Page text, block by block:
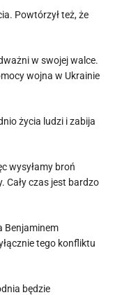
Powtórzył też, że
w swojej walce.
wojna w Ukrainie
życia ludzi i zabija
wysyłamy broń
Cały czas jest bardzo
Benjaminem
tego konfliktu
będzie